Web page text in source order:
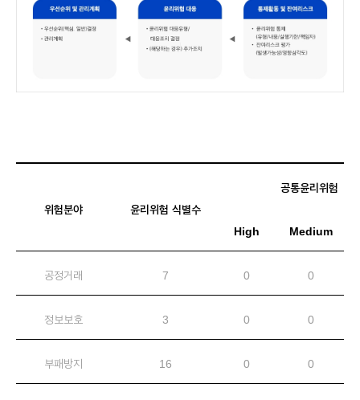
위험분야 윤리위험 식별수
공통윤리위험
High Medium
공정거래 7 0 0
정보보호 3 0 0
부패방지 16 0 0